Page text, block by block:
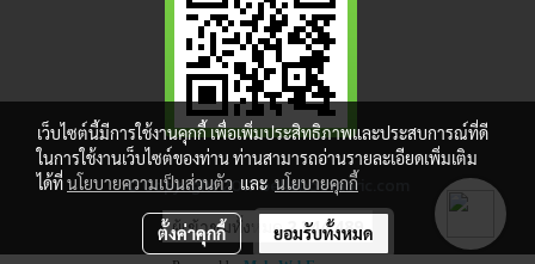
© Copyright 2017 belleboofabric.com
ผู้เข้าชมทั้งหมด2,344,489
เว็บไซต์นี้มีการใช้งานคุกกี้ เพื่อเพิ่มประสิทธิภาพและประสบการณ์ที่ดี
ในการใช้งานเว็บไซต์ของท่าน ท่านสามารถอ่านรายละเอียดเพิ่มเติม
ได้ที่นโยบายความเป็นส่วนตัว และ นโยบายคุกกี้
ตั้งค่าคุกกี้ ยอมรับทั้งหมด